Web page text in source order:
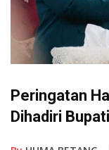
Peringatan
Dihadiri